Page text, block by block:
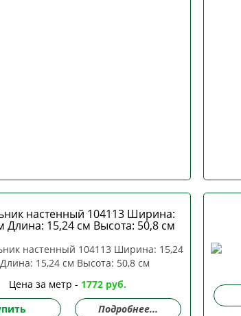
настенный 104113 Ширина:
Длина: 15,24 см Высота: 50,8 см
Цена за метр - 1772 руб.
Подробнее...